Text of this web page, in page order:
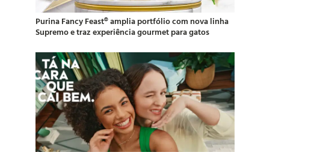
Purina Fancy Feast® amplia portfólio com nova linha
Supremo e traz experiência gourmet para gatos